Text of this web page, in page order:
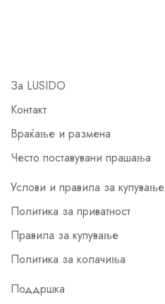
За LUSIDO
Контакт
Враќање и размена
Често поставувани прашања
Услови и правила за купување
Политика за приватност
Правила за купување
Политика за колачиња
Поддршка